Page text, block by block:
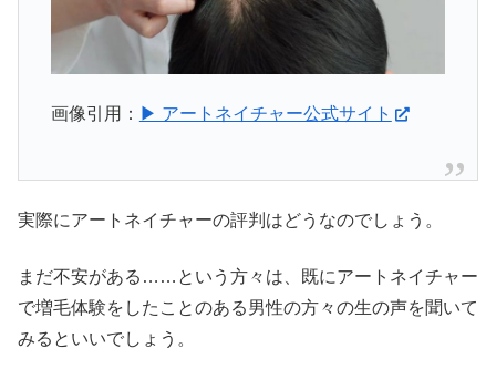
画像引用： ▶ アートネイチャー公式サイト
実際にアートネイチャーの評判はどうなのでしょう。
まだ不安がある……という方々は、既にアートネイチャー
で増毛体験をしたことのある男性の方々の生の声を聞いて
みるといいでしょう。